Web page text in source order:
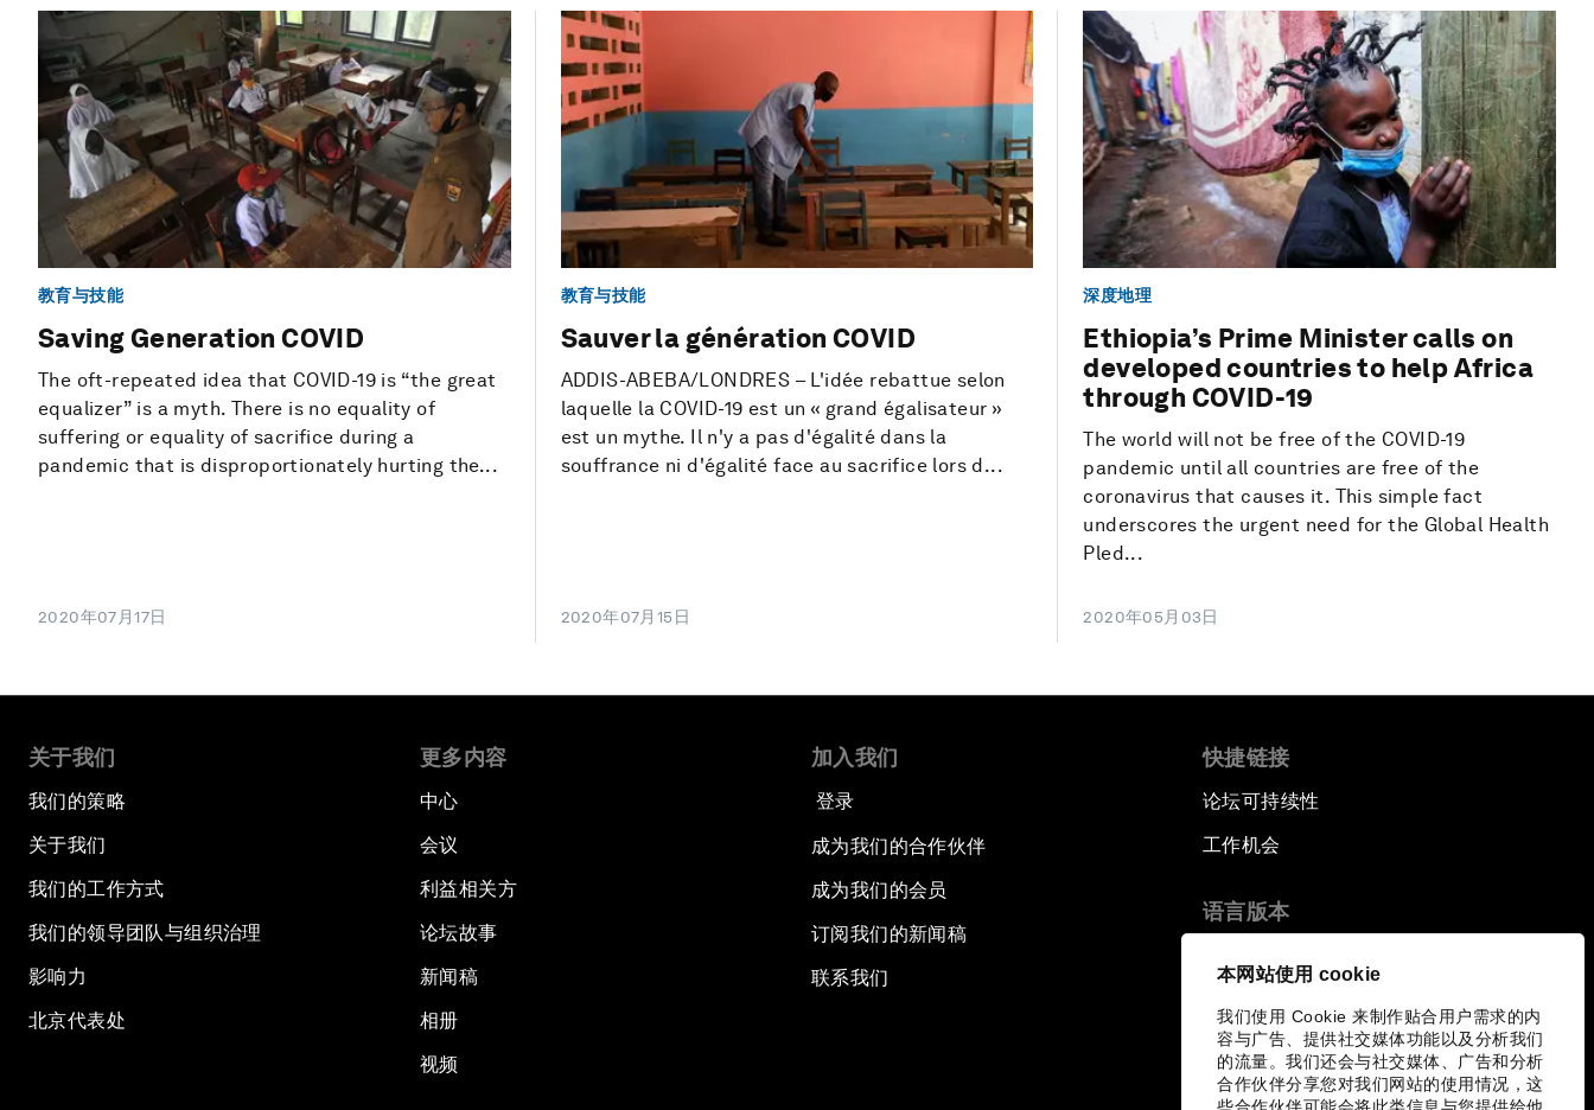
本网站使用 cookie
我们使用 Cookie 来制作贴合用户需求的内
容与广告、提供社交媒体功能以及分析我们
的流量。我们还会与社交媒体、广告和分析
合作伙伴分享您对我们网站的使用情况，这
教育与技能
Saving Generation COVID
The oft-repeated idea that COVID-19 is “the great
equalizer” is a myth. There is no equality of
suffering or equality of sacrifice during a
pandemic that is disproportionately hurting the...
2020年07月17日
教育与技能
Sauver la génération COVID
ADDIS-ABEBA/LONDRES – L'idée rebattue selon
laquelle la COVID-19 est un « grand égalisateur »
est un mythe. Il n'y a pas d'égalité dans la
souffrance ni d'égalité face au sacrifice lors d...
2020年07月15日
深度地理
Ethiopia’s Prime Minister calls on
developed countries to help Africa
through COVID-19
The world will not be free of the COVID-19
pandemic until all countries are free of the
coronavirus that causes it. This simple fact
underscores the urgent need for the Global Health
Pled...
2020年05月03日
关于我们
我们的策略
关于我们
我们的工作方式
我们的领导团队与组织治理
影响力
北京代表处
更多内容
中心
会议
利益相关方
论坛故事
新闻稿
相册
视频
加入我们
登录
成为我们的合作伙伴
成为我们的会员
订阅我们的新闻稿
联系我们
快捷链接
论坛可持续性
工作机会
语言版本